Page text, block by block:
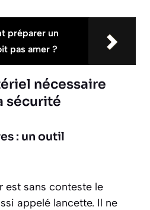
préparer un
pas amer ?
nécessaire
sécurité
: un outil
est sans conteste le
appelé lancette. Il ne